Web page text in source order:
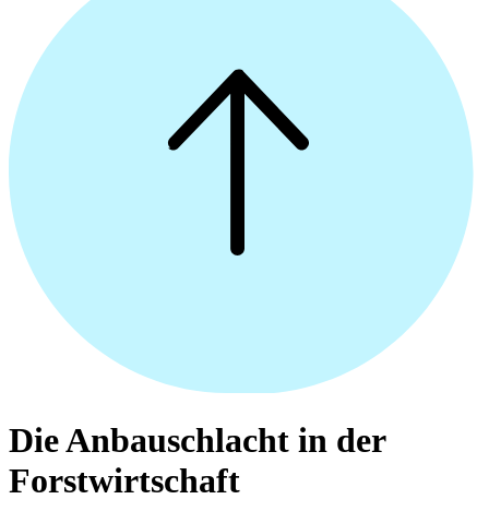
Die Anbauschlacht in der
Forstwirtschaft